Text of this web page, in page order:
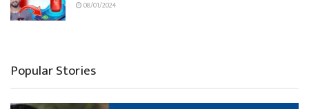
08/01/2024
Popular Stories